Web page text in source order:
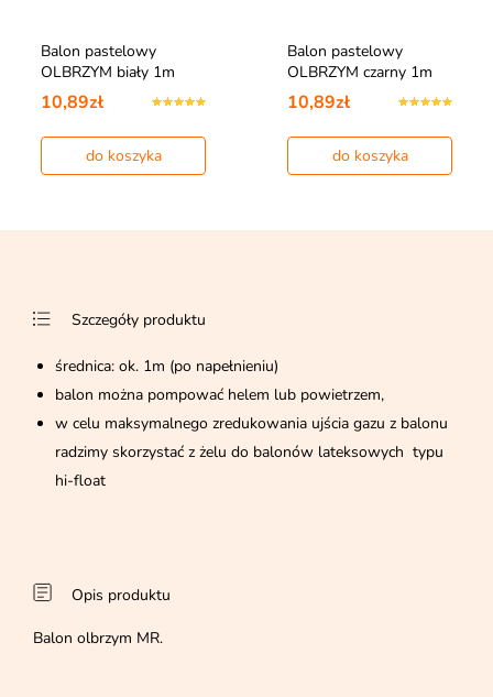
Balon pastelowy
OLBRZYM biały 1m
10,89zł
do koszyka
Balon pastelowy
OLBRZYM czarny 1m
10,89zł
do koszyka
Szczegóły produktu
średnica: ok. 1m (po napełnieniu)
balon można pompować helem lub powietrzem,
w celu maksymalnego zredukowania ujścia gazu z balonu
radzimy skorzystać z żelu do balonów lateksowych typu
hi-float
Opis produktu
Balon olbrzym MR.